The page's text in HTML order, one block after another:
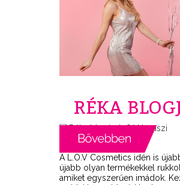
RÉKA
A L.O.V Cosmetics idén is
újabb olyan termékekkel
amiket egyszerűen imádok.